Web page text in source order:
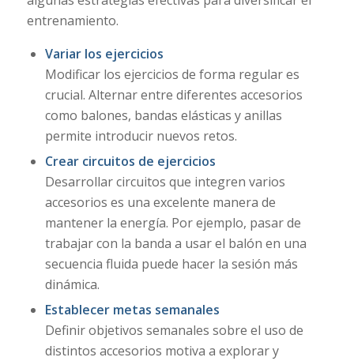
entrenamiento.
Variar los ejercicios
Modificar los ejercicios de forma regular es
crucial. Alternar entre diferentes accesorios
como balones, bandas elásticas y anillas
permite introducir nuevos retos.
Crear circuitos de ejercicios
Desarrollar circuitos que integren varios
accesorios es una excelente manera de
mantener la energía. Por ejemplo, pasar de
trabajar con la banda a usar el balón en una
secuencia fluida puede hacer la sesión más
dinámica.
Establecer metas semanales
Definir objetivos semanales sobre el uso de
distintos accesorios motiva a explorar y